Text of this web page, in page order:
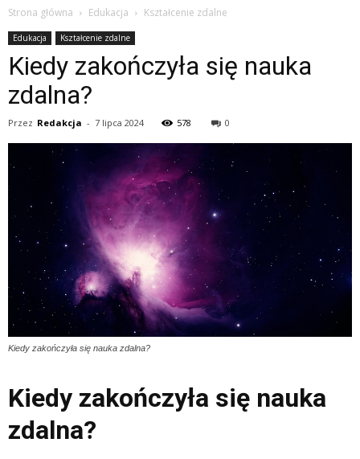
Strona główna Edukacja Kształcenie zdalne
Edukacja Kształcenie zdalne
Kiedy zakończyła się nauka
zdalna?
Przez Redakcja - 7 lipca 2024 578 0
Kiedy zakończyła się nauka zdalna?
Kiedy zakończyła się nauka
zdalna?